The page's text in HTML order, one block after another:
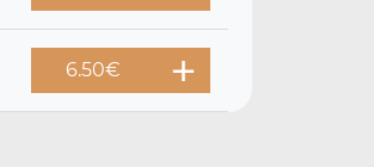
6.50€